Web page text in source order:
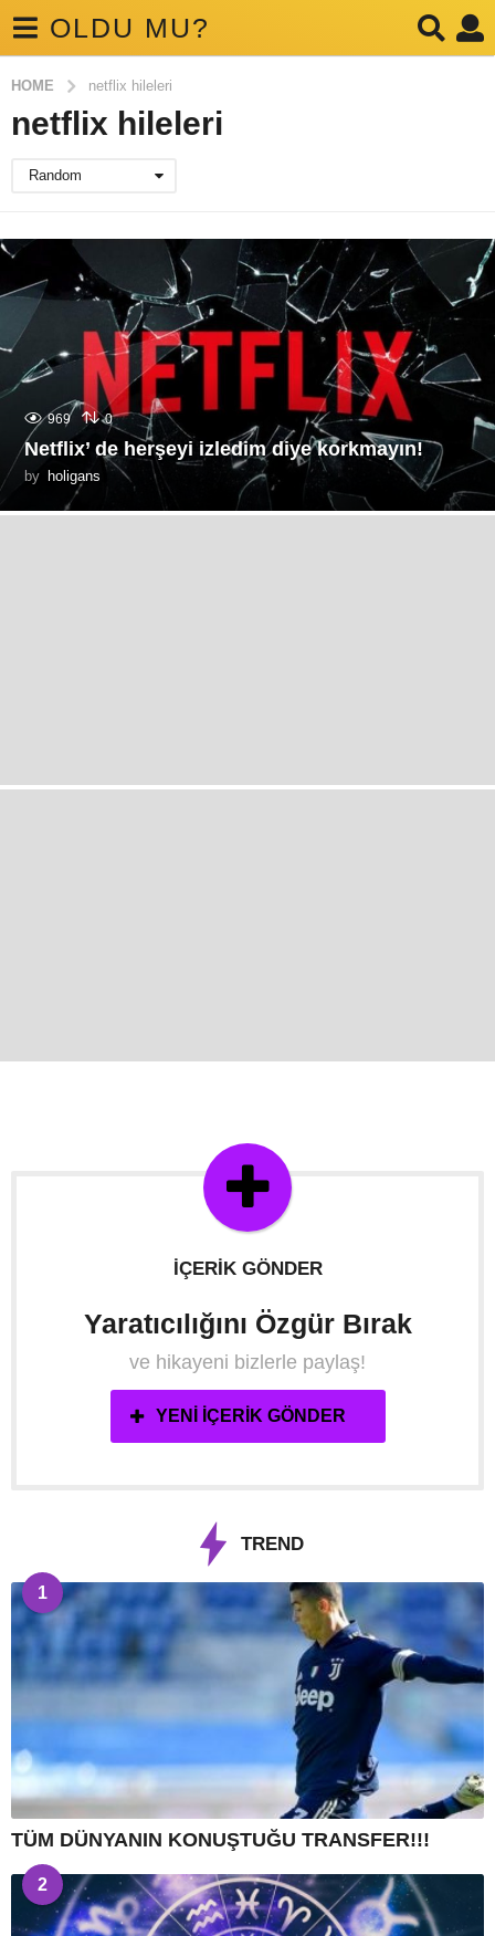
OLDU MU?
HOME netflix hileleri
netflix hileleri
Random
969 0
Netflix’ de herşeyi izledim diye korkmayın!
by holigans
İÇERIK GÖNDER
Yaratıcılığını Özgür Bırak
ve hikayeni bizlerle paylaş!
YENI İÇERIK GÖNDER
TREND
1
TÜM DÜNYANIN KONUŞTUĞU TRANSFER!!!
2